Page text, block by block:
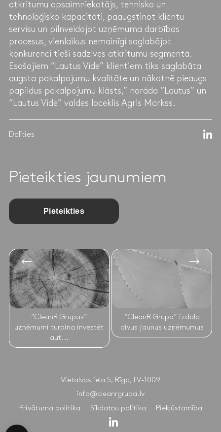
atkritumu apsaimniekotājs, tehnisko un
tehnoloģisko kapacitāti, paaugstinot klientu
servisu un pilnveidojot uzņēmuma darbības
procesus, vienlaikus nemainīgi saglabājot
konkurenci tieši sadzīves atkritumu segmentā.
Esošajiem “Lautus Vide” klientiem tiks saglabāta
augsta pakalpojumu kvalitāte un nākotnē pieaugs
papildus pakalpojumu klāsts,” norāda “Lautus” un
“Lautus Vide” valdes loceklis Agris Markss.
Dalīties
Pieteikties jaunumiem
Pieteikties
“CleanR Grupas”
uzņēmumi turpina investēt
aut...
“CleanR Grupa” izdala
divus jaunus uzņēmumus
Vietalvas iela 5, Rīga, LV-1009
info@cleanrgrupa.lv
Privātuma politika Sīkdatņu politika Piekļūstamība